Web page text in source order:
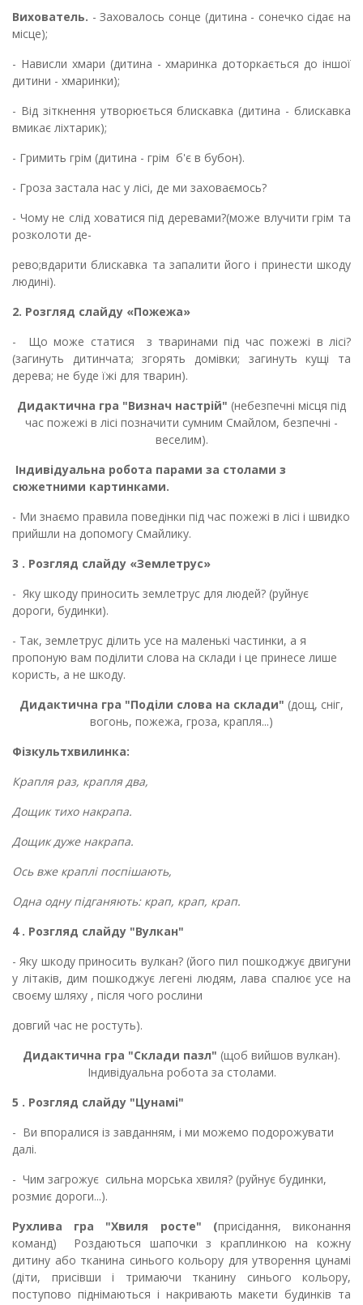
Вихователь. - Заховалось сонце (дитина - сонечко сідає на
місце);
- Нависли хмари (дитина - хмаринка доторкається до іншої
дитини - хмаринки);
- Від зіткнення утворюється блискавка (дитина - блискавка
вмикає ліхтарик);
- Гримить грім (дитина - грім б'є в бубон).
- Гроза застала нас у лісі, де ми заховаємось?
- Чому не слід ховатися під деревами?(може влучити грім та
розколоти де-
рево;вдарити блискавка та запалити його і принести шкоду
людині).
2. Розгляд слайду «Пожежа»
- Що може статися з тваринами під час пожежі в лісі?
(загинуть дитинчата; згорять домівки; загинуть кущі та
дерева; не буде їжі для тварин).
Дидактична гра "Визнач настрій" (небезпечні місця під
час пожежі в лісі позначити сумним Смайлом, безпечні -
веселим).
Індивідуальна робота парами за столами з
сюжетними картинками.
- Ми знаємо правила поведінки під час пожежі в лісі і швидко
прийшли на допомогу Смайлику.
3 . Розгляд слайду «Землетрус»
- Яку шкоду приносить землетрус для людей? (руйнує
дороги, будинки).
- Так, землетрус ділить усе на маленькі частинки, а я
пропоную вам поділити слова на склади і це принесе лише
користь, а не шкоду.
Дидактична гра "Поділи слова на склади" (дощ, сніг,
вогонь, пожежа, гроза, крапля...)
Фізкультхвилинка:
Крапля раз, крапля два,
Дощик тихо накрапа.
Дощик дуже накрапа.
Ось вже краплі поспішають,
Одна одну підганяють: крап, крап, крап.
4 . Розгляд слайду "Вулкан"
- Яку шкоду приносить вулкан? (його пил пошкоджує двигуни
у літаків, дим пошкоджує легені людям, лава спалює усе на
своєму шляху , після чого рослини
довгий час не ростуть).
Дидактична гра "Склади пазл" (щоб вийшов вулкан).
Індивідуальна робота за столами.
5 . Розгляд слайду "Цунамі"
- Ви впоралися із завданням, і ми можемо подорожувати
далі.
- Чим загрожує сильна морська хвиля? (руйнує будинки,
розмиє дороги...).
Рухлива гра "Хвиля росте" (присідання, виконання
команд) Роздаються шапочки з краплинкою на кожну
дитину або тканина синього кольору для утворення цунамі
(діти, присівши і тримаючи тканину синього кольору,
поступово піднімаються і накривають макети будинків та